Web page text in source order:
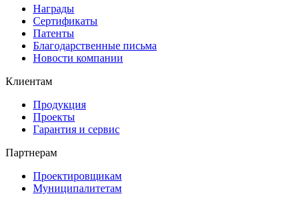
Награды
Сертификаты
Патенты
Благодарственные письма
Новости компании
Клиентам
Продукция
Проекты
Гарантия и сервис
Партнерам
Проектировщикам
Муниципалитетам